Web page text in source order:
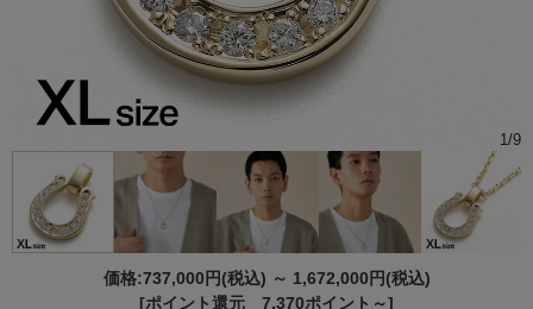
1/9
価格:737,000円(税込) ～ 1,672,000円(税込)
[ポイント還元 7,370ポイント～]